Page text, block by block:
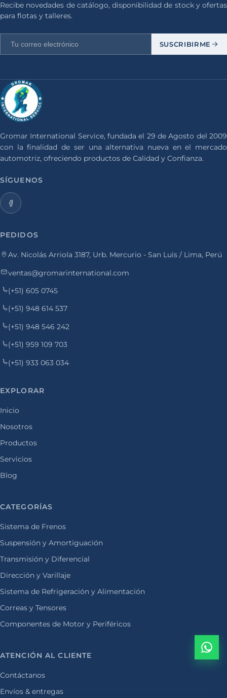
Recibe novedades de catálogo, disponibilidad de stock y ofertas
para flotas y talleres.
SUSCRIBIRME
Gromar International Service, fundada el 29 de Agosto del 2009
con la finalidad de ser una alternativa nueva en el mercado
automotriz, ofreciendo productos de Calidad y Confianza.
SÍGUENOS
PEDIDOS
Av. Nicolás Arriola 3187, Urb. Mercurio - San Luis / Lima, Perú
ventas@gromarinternational.com
(+51) 605 0745
(+51) 948 614 537
(+51) 948 546 242
(+51) 959 109 703
(+51) 933 063 034
EXPLORAR
Inicio
Nosotros
Productos
Servicios
Blog
CATEGORÍAS
Sistema de Frenos
Suspensión y Amortiguación
Transmisión y Diferencial
Dirección y Varillaje
Sistema de Refrigeración y Alimentación
Correas y Tensores
Componentes de Motor y Periféricos
ATENCIÓN AL CLIENTE
Contáctanos
Envíos & entregas